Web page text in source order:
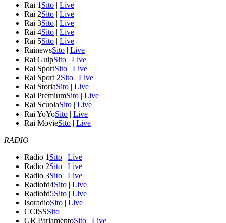
Rai 1 Sito | Live
Rai 2Sito | Live
Rai 3Sito | Live
Rai 4Sito | Live
Rai 5Sito | Live
RainewsSito | Live
Rai GulpSito | Live
Rai SportSito | Live
Rai Sport 2Sito | Live
Rai StoriaSito | Live
Rai PremiumSito | Live
Rai ScuolaSito | Live
Rai YoYoSito | Live
Rai MovieSito | Live
RADIO
Radio 1 Sito | Live
Radio 2Sito | Live
Radio 3Sito | Live
Radiofd4Sito | Live
Radiofd5Sito | Live
IsoradioSito | Live
CCISSSito
GR ParlamentoSito | Live